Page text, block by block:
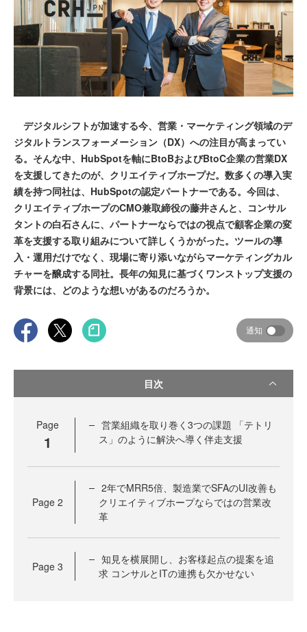
デジタルシフトが加速する今、営業・マーケティング領域のデ
ジタルトランスフォーメーション（DX）への注目が高まってい
る。そんな中、HubSpotを軸にBtoBおよびBtoC企業の営業DX
を支援してきたのが、クリエイティブホープだ。数多くの導入実
績を持つ同社は、HubSpotの認定パートナーである。今回は、
クリエイティブホープのCMO兼取締役の藤井さんと、コンサル
タントの白石さんに、パートナーならではの視点で顧客企業の変
革を支援する取り組みについて詳しくうかがった。ツールの導
入・運用だけでなく、現場に寄り添いながらマーケティングカル
チャーを醸成する同社。長年の知見に基づくワンストップ支援の
背景には、どのような想いがあるのだろうか。
通知
目次
Page
1
営業組織を取り巻く3つの課題 「テトリ
ス」のように解決へ導く伴走支援
Page 2
2年でMRR5倍、製造業でSFAのUI改善も
クリエイティブホープならではの営業改
革
Page 3
知見を横展開し、お客様起点の提案を追
求 コンサルとITの連携も欠かせない